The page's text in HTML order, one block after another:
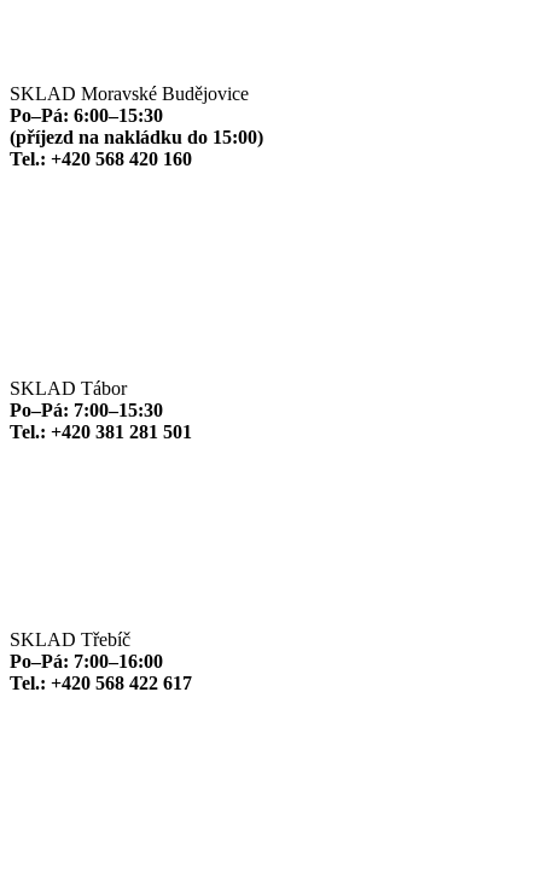
SKLAD Moravské Budějovice
Po–Pá: 6:00–15:30
(příjezd na nakládku do 15:00)
Tel.: +420 568 420 160
SKLAD Tábor
Po–Pá: 7:00–15:30
Tel.: +420 381 281 501
SKLAD Třebíč
Po–Pá: 7:00–16:00
Tel.: +420 568 422 617